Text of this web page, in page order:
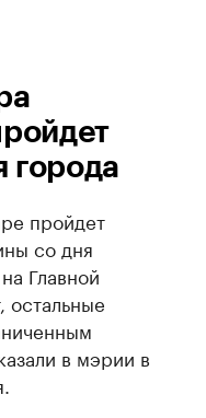
города
пройдет
со дня
Главной
остальные
в мэрии в